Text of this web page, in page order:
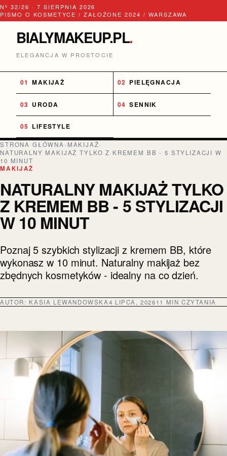
Nº 32/26 · 7 SIERPNIA 2026
PISMO O KOSMETYCE / ZAŁOŻONE 2024 / WARSZAWA
BIALYMAKEUP.PL.
ELEGANCJA W PROSTOCIE
MAKIJAŻ PIELĘGNACJA
URODA SENNIK
LIFESTYLE
STRONA GŁÓWNA› MAKIJAŻ›
NATURALNY MAKIJAŻ TYLKO Z KREMEM BB - 5 STYLIZACJI W
10 MINUT
MAKIJAŻ
NATURALNY MAKIJAŻ TYLKO
Z KREMEM BB - 5 STYLIZACJI
W 10 MINUT
Poznaj 5 szybkich stylizacji z kremem BB, które
wykonasz w 10 minut. Naturalny makijaż bez
zbędnych kosmetyków - idealny na co dzień.
AUTOR: KASIA LEWANDOWSKA4 LIPCA, 202611 MIN CZYTANIA